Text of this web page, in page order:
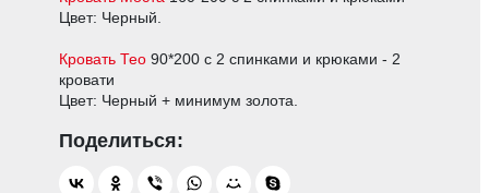
Цвет: Черный.
Кровать Тео90*200 с 2 спинками и крюками - 2
кровати
Цвет: Черный + минимум золота.